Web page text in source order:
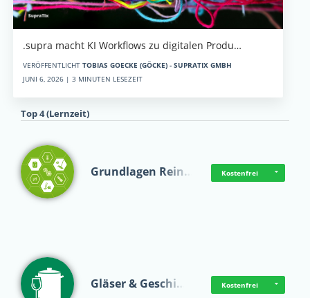
.supra macht KI Workflows zu digitalen Produ…
VERÖFFENTLICHT TOBIAS GOECKE (GÖCKE) - SUPRATIX GMBH
JUNI 6, 2026 | 3 MINUTEN LESEZEIT
Top 4 (Lernzeit)
Grundlagen Rein… Kostenfrei
Gläser & Geschi… Kostenfrei